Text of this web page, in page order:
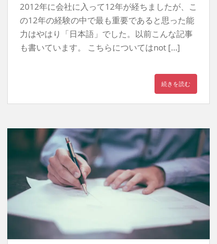
2012年に会社に入って12年が経ちましたが、こ
の12年の経験の中で最も重要であると思った能
力はやはり「日本語」でした。以前こんな記事
も書いています。 こちらについてはnot […]
続きを読む